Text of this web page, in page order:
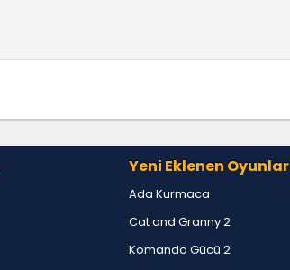
Yeni Eklenen Oyunlar
Ada Kurmaca
Cat and Granny 2
Komando Gücü 2